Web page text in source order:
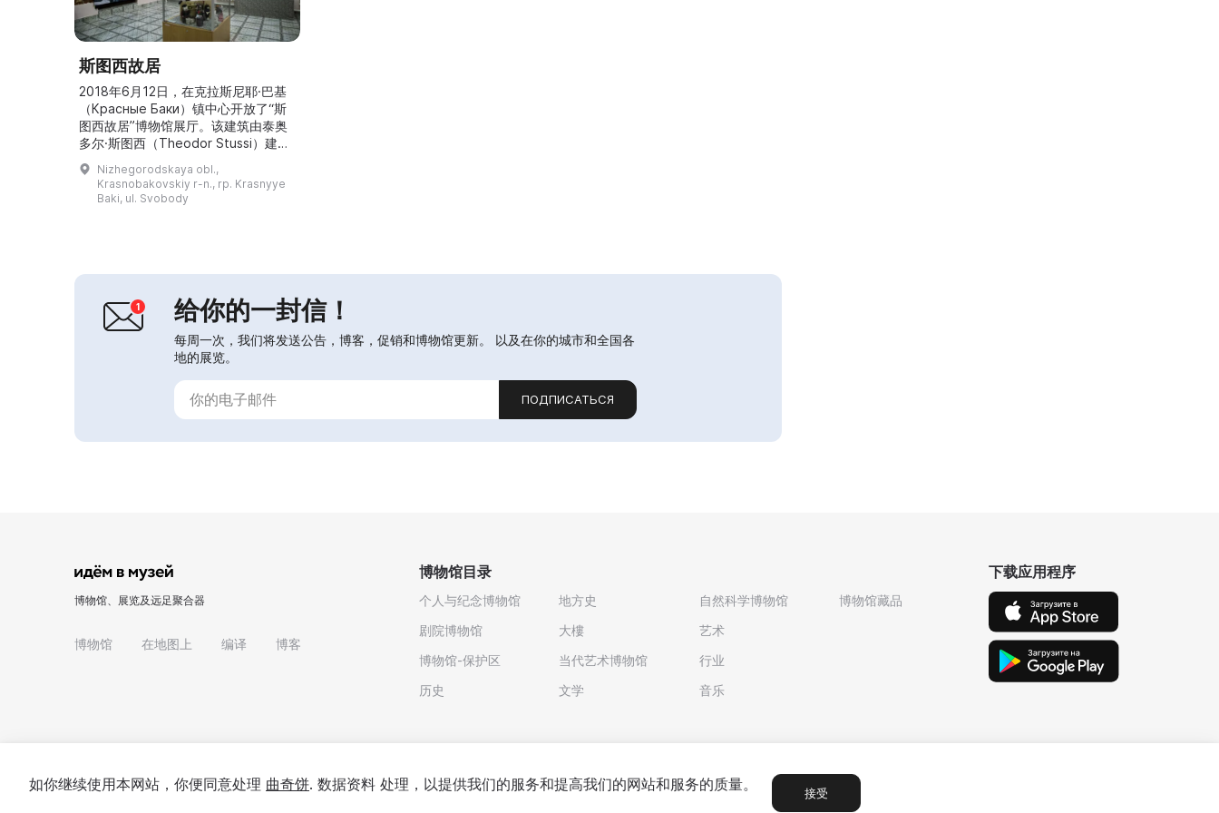
斯图西故居
2018年6月12日，在克拉斯尼耶·巴基
（Красные Баки）镇中心开放了“斯
图西故居”博物馆展厅。该建筑由泰奥
多尔·斯图西（Theodor Stussi）建造
——他是瑞士人，曾担任特鲁别茨科伊
（Trubetskoy）王子的管家，建于19
世纪末，位于巴基-尼科尔斯科耶
Nizhegorodskaya obl.,
Krasnobakovskiy r-n., rp. Krasnyye
Baki, ul. Svobody
给你的一封信！
每周一次，我们将发送公告，博客，促销和博物馆更新。 以及在你的城市和全国各
地的展览。
ПОДПИСАТЬСЯ
博物馆、展览及远足聚合器
博物馆 在地图上 编译 博客
博物馆目录
个人与纪念博物馆
剧院博物馆
博物馆-保护区
历史
地方史
大樓
当代艺术博物馆
文学
自然科学博物馆
艺术
行业
音乐
博物馆藏品
下载应用程序
如你继续使用本网站，你便同意处理 曲奇饼. 数据资料 处理，以提供我们的服务和提高我们的网站和服务的质量。 接受